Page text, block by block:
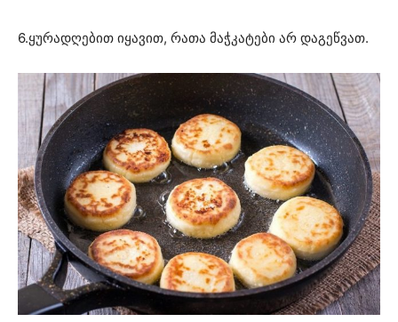
6.ყურადღებით იყავით, რათა მაჭკატები არ დაგეწვათ.